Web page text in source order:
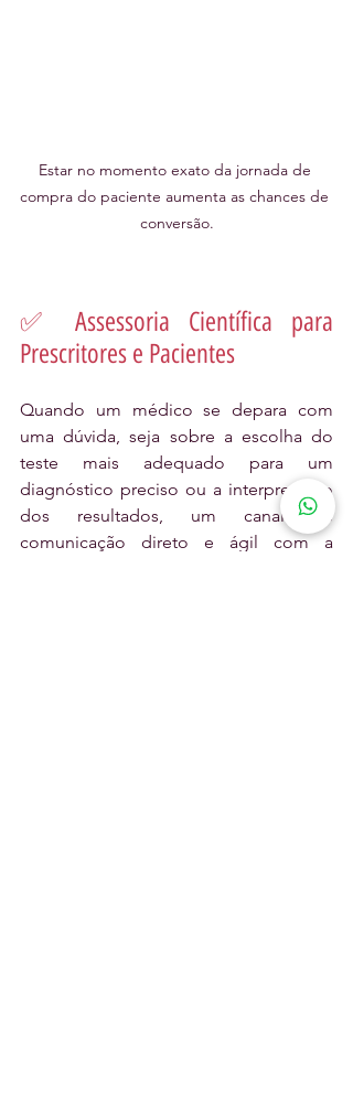
Estar no momento exato da jornada de
compra do paciente aumenta as chances de
conversão.
✅ Assessoria Científica para
Prescritores e Pacientes
Quando um médico se depara com
uma dúvida, seja sobre a escolha do
teste mais adequado para um
diagnóstico preciso ou a interpretação
dos resultados, um canal de
comunicação direto e ágil com a